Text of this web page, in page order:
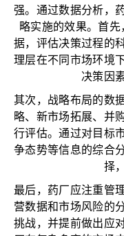
强。通过数据分析，
略实施的效果。首
据，评估决策过程的
理层在不同市场环境
决策因
其次，战略布局的数
略、新市场拓展、并
行评估。通过对目标
争态势等信息的综合
择
最后，药厂应注重管
营数据和市场风险的
挑战，并提前做出应